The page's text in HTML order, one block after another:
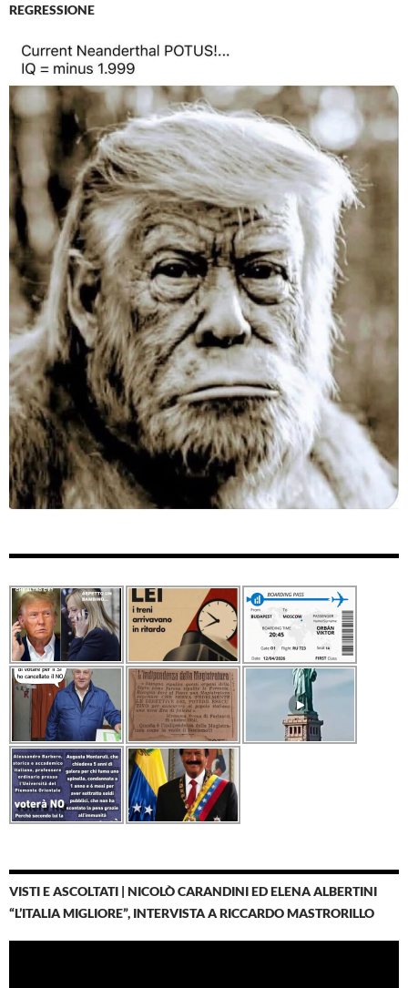
REGRESSIONE
VISTI E ASCOLTATI | NICOLÒ CARANDINI ED ELENA ALBERTINI
“L’ITALIA MIGLIORE”, INTERVISTA A RICCARDO MASTRORILLO